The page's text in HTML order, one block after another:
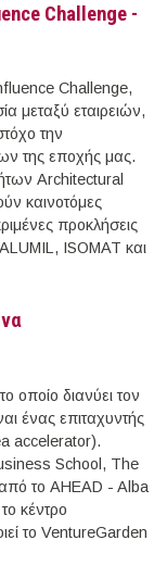
Challenge -
Challenge,
μεταξύ εταιρειών,
την
της εποχής μας.
Architectural
καινοτόμες
προκλήσεις
ISOMAT και
οποίο διανύει τον
ένας επιταχυντής
accelerator).
School, Τhe
το AHEAD - Alba
κέντρο
το VentureGarden